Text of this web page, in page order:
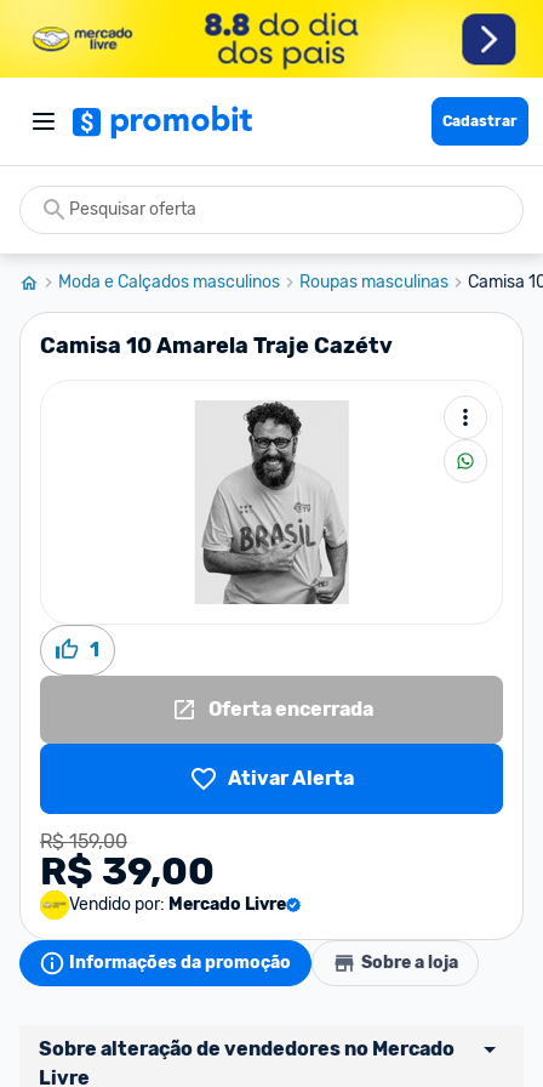
Cadastrar
Moda e Calçados masculinos Roupas masculinas Camisa
Camisa 10 Amarela Traje Cazétv
1
Oferta encerrada
Ativar Alerta
R$ 159,00
R$ 39,00
Vendido por: Mercado Livre
Informações da promoção Sobre a loja
Sobre alteração de vendedores no Mercado
Livre